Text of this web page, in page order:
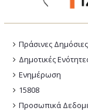
Πράσινες
Δημοτικές
Ενημέρωση
15808
Προσωπικά